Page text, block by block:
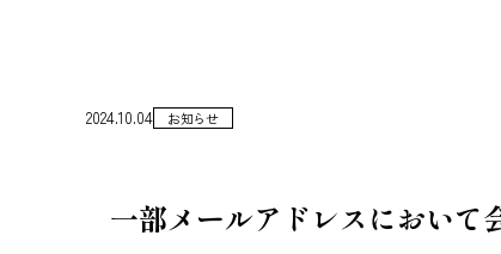
2024.10.04 お知らせ
一部メールアドレスにおいて